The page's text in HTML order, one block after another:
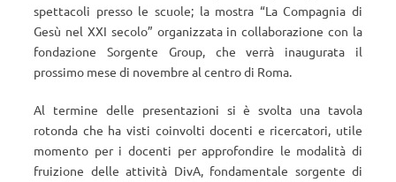
spettacoli presso le scuole; la mostra “La Compagnia di
Gesù nel XXI secolo” organizzata in collaborazione con la
fondazione Sorgente Group, che verrà inaugurata il
prossimo mese di novembre al centro di Roma.
Al termine delle presentazioni si è svolta una tavola
rotonda che ha visti coinvolti docenti e ricercatori, utile
momento per i docenti per approfondire le modalità di
fruizione delle attività DivA, fondamentale sorgente di